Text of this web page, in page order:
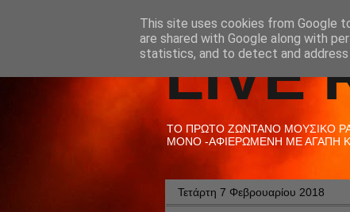
LIVE
ΤΟ ΠΡΩΤΟ ΖΩΝΤΑΝΟ ΜΟΥΣΙΚΟ
ΜΟΝΟ -ΑΦΙΕΡΩΜΕΝΗ ΜΕ ΑΓΑΠΗ
Τετάρτη 7 Φεβρουαρίου 2018
This site uses cookies from Google
are shared with Google along with
statistics, and to detect and address